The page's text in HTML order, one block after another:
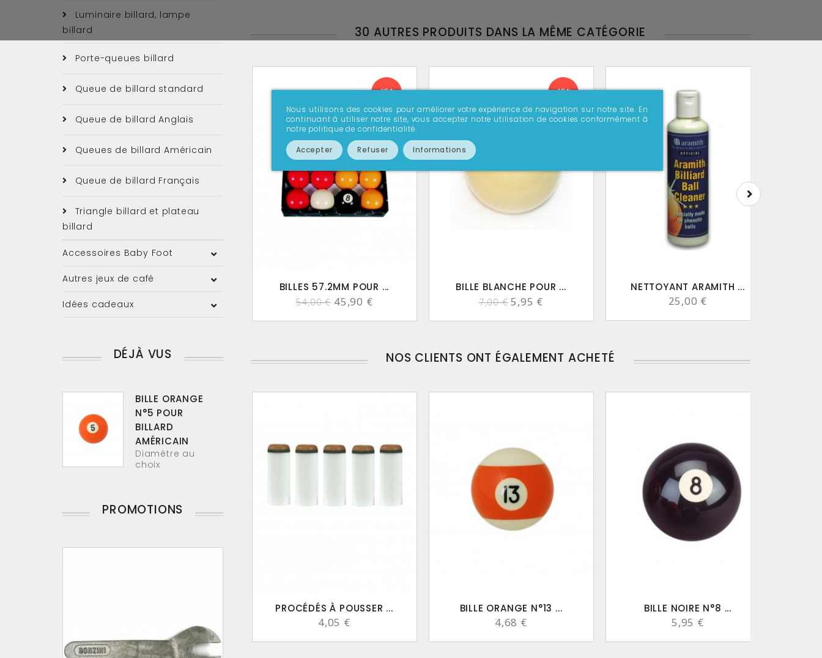
Nous utilisons des cookies pour améliorer votre expérience de navigation sur notre site. En
continuant à utiliser notre site, vous acceptez notre utilisation de cookies conformément à
notre politique de confidentialité.
Accepter Refuser Informations
Luminaire billard, lampe
billard
Porte-queues billard
Queue de billard standard
Queue de billard Anglais
Queues de billard Américain
Queue de billard Français
Triangle billard et plateau
billard
Accessoires Baby Foot
Autres jeux de café
Idées cadeaux
DÉJÀ VUS
BILLE ORANGE
N°5 POUR
BILLARD
AMÉRICAIN
Diamètre au
choix
PROMOTIONS
30 AUTRES PRODUITS DANS LA MÊME CATÉGORIE
BILLES 57.2MM POUR ...
54,00 € 45,90 €
-15%
BILLE BLANCHE POUR ...
7,00 € 5,95 €
-15%
NETTOYANT ARAMITH ...
25,00 €
NOS CLIENTS ONT ÉGALEMENT ACHETÉ
PROCÉDÉS À POUSSER ...
4,05 €
BILLE ORANGE N°13 ...
4,68 €
BILLE NOIRE N°8 ...
5,95 €